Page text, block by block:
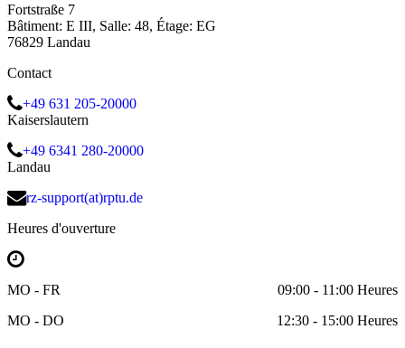
Fortstraße 7
Bâtiment: E III, Salle: 48, Étage: EG
76829 Landau
Contact
+49 631 205-20000
Kaiserslautern
+49 6341 280-20000
Landau
rz-support(at)rptu.de
Heures d'ouverture
MO - FR
09:00 - 11:00 Heures
MO - DO
12:30 - 15:00 Heures